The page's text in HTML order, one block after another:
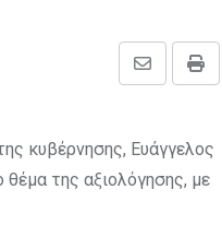
Print
Share
Email
κυβέρνησης, Ευάγγελος
της αξιολόγησης, με